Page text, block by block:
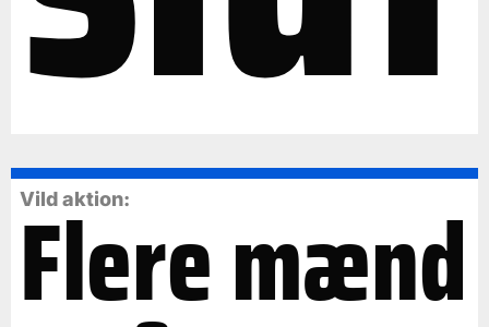
Vild aktion:
Flere mænd